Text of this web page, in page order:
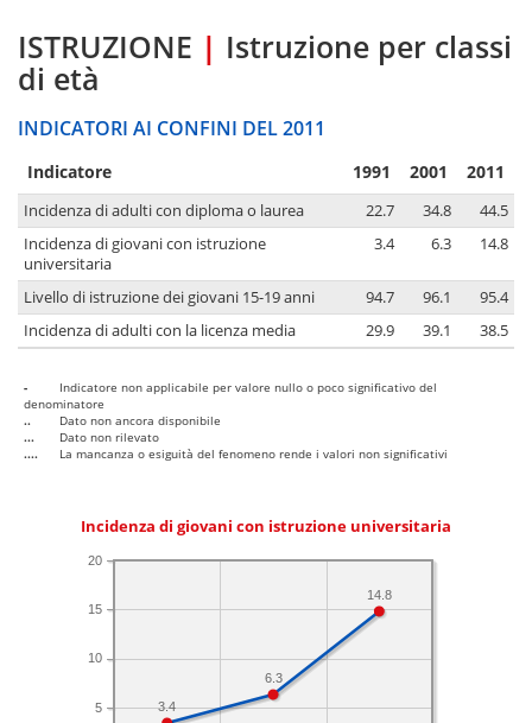
ISTRUZIONE | Istruzione per classi
di età
INDICATORI AI CONFINI DEL 2011
Indicatore 1991 2001 2011
Incidenza di adulti con diploma o laurea 22.7 34.8
44.5
Incidenza di giovani con istruzione
universitaria
3.4 6.3 14.8
Livello di istruzione dei giovani 15-19 anni 94.7 96.1
95.4
Incidenza di adulti con la licenza media
29.9 39.1 38.5
-
Indicatore non applicabile per valore nullo o poco significativo del
denominatore
..
Dato non ancora disponibile
...
Dato non rilevato
....
La mancanza o esiguità del fenomeno rende i valori non significativi
Incidenza di giovani con istruzione universitaria
5
10
15
20
14.8
6.3
3.4